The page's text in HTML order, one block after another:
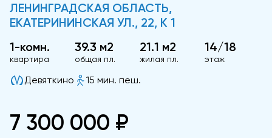
ЛЕНИНГРАДСКАЯ ОБЛАСТЬ,
ЕКАТЕРИНИНСКАЯ УЛ., 22, К 1
1-комн.
квартира
39.3 м2
общая пл.
21.1 м2
жилая пл.
14/18
этаж
Девяткино 15 мин. пеш.
7 300 000 ₽